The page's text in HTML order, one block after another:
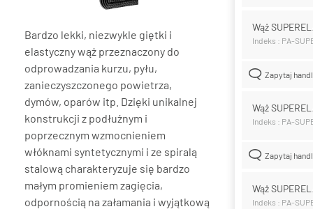
Bardzo lekki, niezwykle giętki i
elastyczny wąż przeznaczony do
odprowadzania kurzu, pyłu,
zanieczyszczonego powietrza,
dymów, oparów itp. Dzięki unikalnej
konstrukcji z podłużnym i
poprzecznym wzmocnieniem
włóknami syntetycznymi i ze spiralą
stalową charakteryzuje się bardzo
małym promieniem zagięcia,
odpornością na załamania i wyjątkową
Wąż
Indeks : PA-
Zapytaj
Wąż
Indeks : PA-
Zapytaj
Wąż
Indeks : PA-